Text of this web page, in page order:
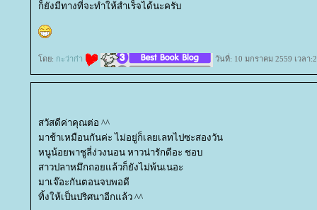
ก็ยังมีทางที่จะทำให้สำเร็จได้นะครับ
ดย: กะว่าก๋า วันที่: 10 มกราคม 2559 เวลา
สวัสดีค่าคุณต่อ ^^
มาช้าเหมือนกันค่ะ ไม่อยู่ก็เลยเลทไปซะสองวัน
หนูน้อยพาชูลี่ง่วงนอน หาวน่ารักดีอะ ชอบ
สาวปลาหมึกถอยแล้วก็ยังไม่พ้นเนอะ
มาเจ๊อะกันตอนจบพอดี
ทิ้งให้เป็นปริศนาอีกแล้ว ^^